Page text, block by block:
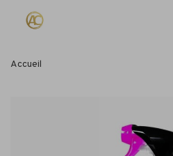
Accueil